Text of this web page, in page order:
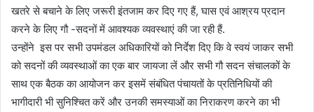
खतरे से बचाने के लिए जरूरी इंतजाम कर दिए गए हैं, घास एवं आश्रय प्रदान
करने के लिए गौ -सदनों में आवश्यक व्यवस्थाएं की जा रही हैं.
उन्होंने इस पर सभी उपमंडल अधिकारियों को निर्देश दिए कि वे स्वयं जाकर सभी
को सदनों की व्यवस्थाओं का एक बार जायजा लें और सभी गौ सदन संचालकों के
साथ एक बैठक का आयोजन कर इसमें संबंधित पंचायतों के प्रतिनिधियों की
भागीदारी भी सुनिश्चित करें और उनकी समस्याओं का निराकरण करने का भी